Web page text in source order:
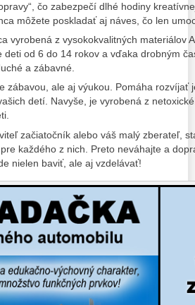
čo zabezpečí dlhé hodiny
môžete poskladať aj náves, čo len
vyrobená z vysokokvalitných materiálov
deti od 6 do 14 rokov a vďaka drobným
a zábavné.
zábavou, ale aj výukou. Pomáha rozvíjať
detí. Navyše, je vyrobená z
začiatočník alebo váš malý zberateľ,
pre každého z nich. Preto neváhajte a
nielen baviť, ale aj vzdelávať!